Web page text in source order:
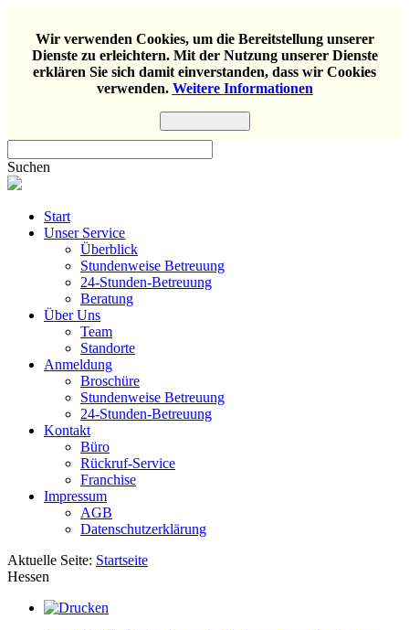
Wir verwenden Cookies, um die Bereitstellung unserer
Dienste zu erleichtern. Mit der Nutzung unserer Dienste
erklären Sie sich damit einverstanden, dass wir Cookies
verwenden. Weitere Informationen
Suchen
Start
Unser Service
Überblick
Stundenweise Betreuung
24-Stunden-Betreuung
Beratung
Über Uns
Team
Standorte
Anmeldung
Broschüre
Stundenweise Betreuung
24-Stunden-Betreuung
Kontakt
Büro
Rückruf-Service
Franchise
Impressum
AGB
Datenschutzerklärung
Aktuelle Seite: Startseite
Hessen